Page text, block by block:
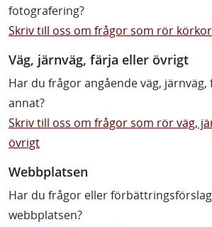
fotografering?
Skriv till oss om frågor som rör
Väg, järnväg, färja eller övrigt
Har du frågor angående väg,
annat?
Skriv till oss om frågor som rör väg,
övrigt
Webbplatsen
Har du frågor eller
webbplatsen?